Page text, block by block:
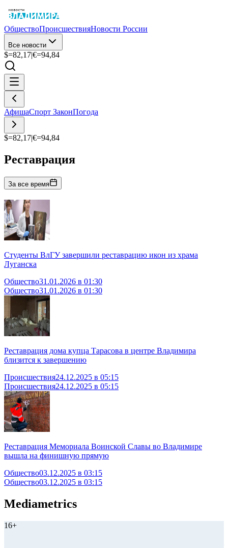
ОбществоПроисшествияНовости России
Все новости
$=82,17|€=94,84
АфишаСпорт ЗаконПогода
$=82,17|€=94,84
Реставрация
За все время
Студенты ВлГУ завершили реставрацию икон из храма
Луганска
Общество31.01.2026 в 01:30
Общество31.01.2026 в 01:30
Реставрация дома купца Тарасова в центре Владимира
близится к завершению
Происшествия24.12.2025 в 05:15
Происшествия24.12.2025 в 05:15
Реставрация Мемориала Воинской Славы во Владимире
вышла на финишную прямую
Общество03.12.2025 в 03:15
Общество03.12.2025 в 03:15
Mediametrics
16+